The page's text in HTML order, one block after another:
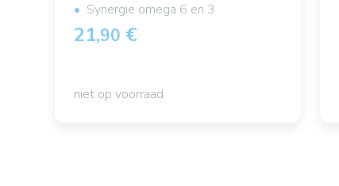
Synergie omega 6 en 3
21,90 €
niet op voorraad